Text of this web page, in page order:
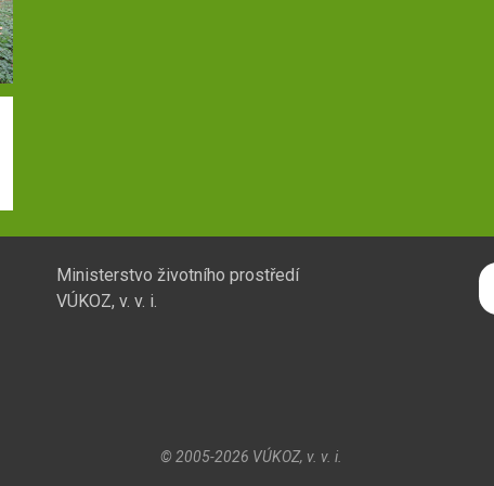
Ministerstvo životního prostředí
VÚKOZ, v. v. i.
© 2005-2026 VÚKOZ, v. v. i.